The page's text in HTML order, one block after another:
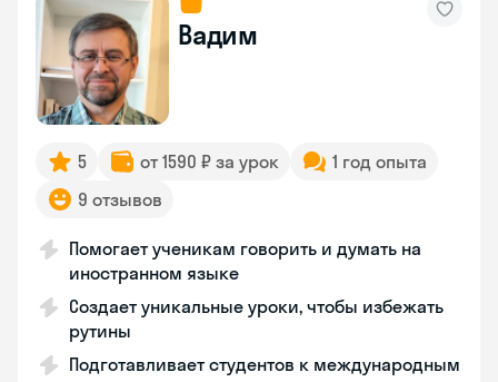
Вадим
5 от 1590 ₽ за урок
1 год опыта
9 отзывов
Помогает ученикам говорить и думать на
иностранном языке
Создает уникальные уроки, чтобы избежать
рутины
Подготавливает студентов к международным